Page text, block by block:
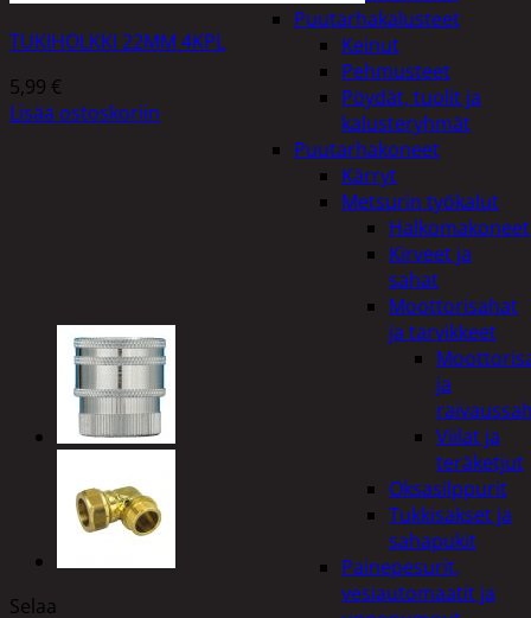
Puutarhakalusteet
Keinut
Pehmusteet
Pöydät, tuolit ja
kalusteryhmät
Puutarhakoneet
Kärryt
Metsurin työkalut
Halkomakoneet
Kirveet ja
sahat
Moottorisahat
ja tarvikkeet
ja
Viilat ja
teräketjut
Oksasilppurit
Tukkisakset ja
sahapukit
Painepesurit,
vesiautomaatit ja
TUKIHOLKKI 22MM 4KPL
5,99 €
Lisää ostoskoriin
Selaa